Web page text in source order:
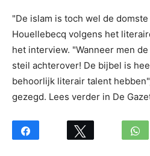
"De islam is toch wel de
Houellebecq volgens het
het interview. "Wanneer men
steil achterover! De bijbel is
behoorlijk literair talent
gezegd. Lees verder in De